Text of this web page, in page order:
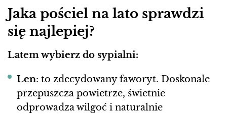
Jaka pościel na lato sprawdzi
się najlepiej?
Latem wybierz do sypialni:
Len: to zdecydowany faworyt. Doskonale
przepuszcza powietrze, świetnie
odprowadza wilgoć i naturalnie